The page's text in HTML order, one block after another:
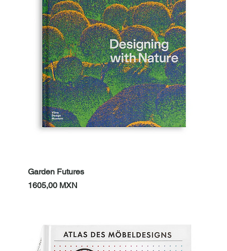
Garden Futures
Prezzo
1605,00 MXN